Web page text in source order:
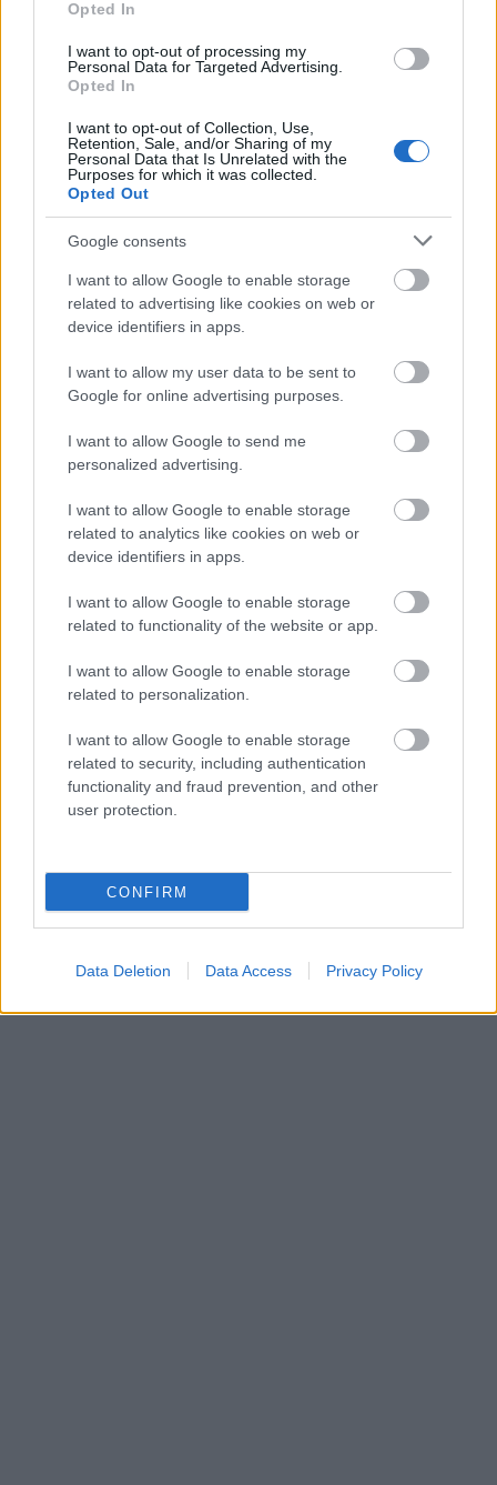
Opted In
I want to opt-out of processing my
Personal Data for Targeted Advertising.
Opted In
I want to opt-out of Collection, Use,
Retention, Sale, and/or Sharing of my
Personal Data that Is Unrelated with the
Purposes for which it was collected.
Opted Out
Google consents
I want to allow Google to enable storage
related to advertising like cookies on web or
device identifiers in apps.
I want to allow my user data to be sent to
Google for online advertising purposes.
I want to allow Google to send me
personalized advertising.
I want to allow Google to enable storage
related to analytics like cookies on web or
device identifiers in apps.
I want to allow Google to enable storage
related to functionality of the website or app.
I want to allow Google to enable storage
related to personalization.
I want to allow Google to enable storage
related to security, including authentication
functionality and fraud prevention, and other
user protection.
CONFIRM
Data Deletion Data Access Privacy Policy
mellékprojektje, azAnna Mur debütáló EP-jétitt
mutattuk be, nyáron pedig
rovatunkban. Most pedig itt a az új Anna Mur-EP,
megváltozott felállásban: az előbb említettt Márton
S. (úgymintSomogyi ) billentyűs itt is játszik,
mellette még
Szalay Tamás Géza
(bőgő, basszus)
Orosz Márton(dob). A stílus viszont nagyjából
ugyanaz: finom jazzes art pop, erősebb bossa novás
hatásokkal, némi elektronikával. Úgy visszafogott ez
az öt szám, hogy közben nagyon határozottan
fejemben, hogy milyen zenei szövetben szeretném
hallani a dalaimat, mind a színpadon, mind a
felvételen. ..és bár korábban azt gondoltam, hogy a
csupasz dalok számítanak csak, mostanra egyre
dalszerző, de a felvételektől (kivéve dob) a maszterig
a technikai részt is ő csinálta, ami által "új világ
nyílt" számára.Facebook, lemezbemutató koncert:
január 22., Szimpla Kert